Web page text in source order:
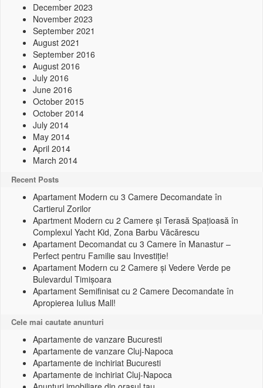
December 2023
November 2023
September 2021
August 2021
September 2016
August 2016
July 2016
June 2016
October 2015
October 2014
July 2014
May 2014
April 2014
March 2014
Recent Posts
Apartament Modern cu 3 Camere Decomandate în
Cartierul Zorilor
Apartment Modern cu 2 Camere și Terasă Spațioasă în
Complexul Yacht Kid, Zona Barbu Văcărescu
Apartament Decomandat cu 3 Camere în Manastur –
Perfect pentru Familie sau Investiție!
Apartament Modern cu 2 Camere și Vedere Verde pe
Bulevardul Timișoara
Apartament Semifinisat cu 2 Camere Decomandate în
Apropierea Iulius Mall!
Cele mai cautate anunturi
Apartamente de vanzare Bucuresti
Apartamente de vanzare Cluj-Napoca
Apartamente de inchiriat Bucuresti
Apartamente de inchiriat Cluj-Napoca